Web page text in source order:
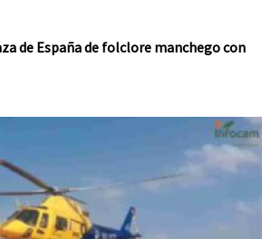
de España de folclore manchego con